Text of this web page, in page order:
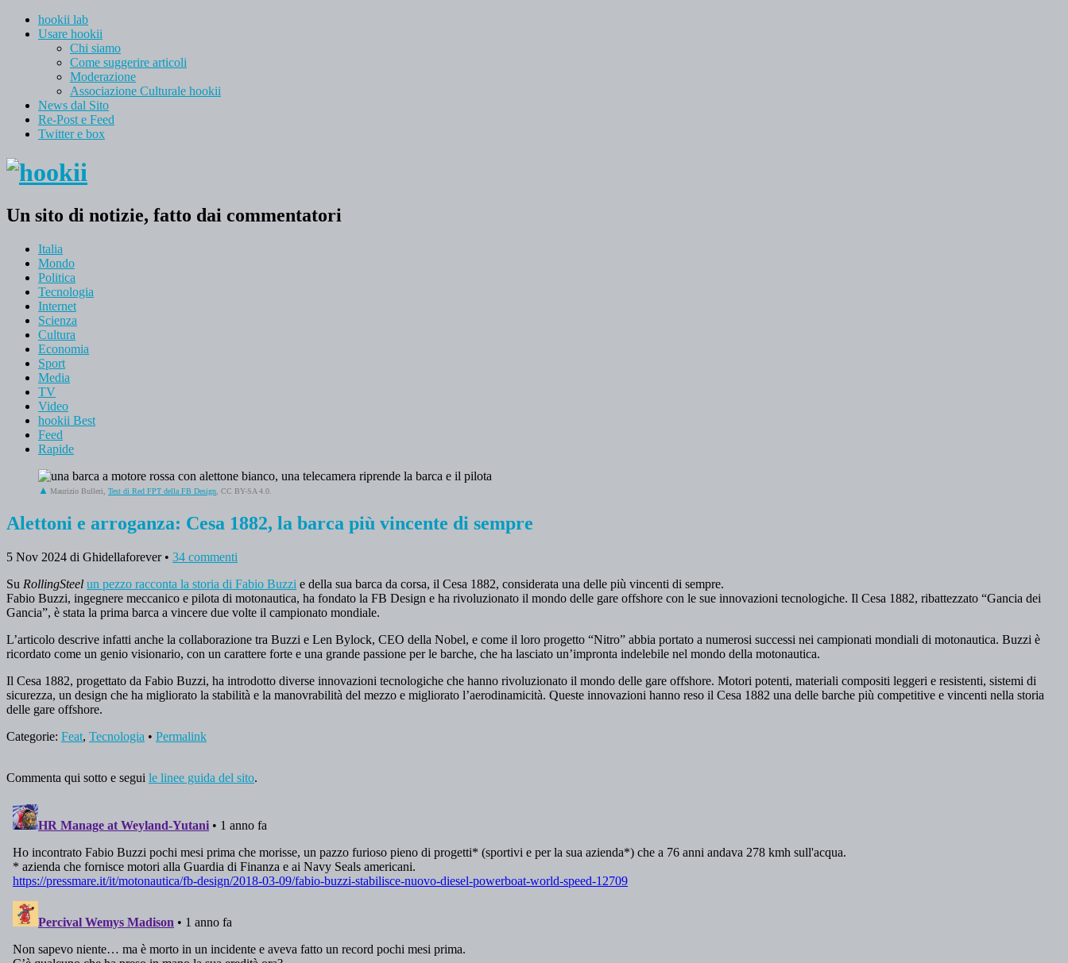
hookii lab
Usare hookii
Chi siamo
Come suggerire articoli
Moderazione
Associazione Culturale hookii
News dal Sito
Re-Post e Feed
Twitter e box
Un sito di notizie, fatto dai commentatori
Italia
Mondo
Politica
Tecnologia
Internet
Scienza
Cultura
Economia
Sport
Media
TV
Video
hookii Best
Feed
Rapide
Maurizio Bulleri, Test di Red FPT della FB Design , CC BY-SA 4.0.
Alettoni e arroganza: Cesa 1882, la barca più vincente di sempre
5 Nov 2024 di Ghidellaforever• 34 commenti
Su RollingSteel un pezzo racconta la storia di Fabio Buzzi e della sua barca da corsa, il Cesa 1882, considerata una delle più vincenti di sempre.
Fabio Buzzi, ingegnere meccanico e pilota di motonautica, ha fondato la FB Design e ha rivoluzionato il mondo delle gare offshore con le sue innovazioni tecnologiche. Il Cesa 1882, ribattezzato “Gancia dei
Gancia”, è stata la prima barca a vincere due volte il campionato mondiale.
L’articolo descrive infatti anche la collaborazione tra Buzzi e Len Bylock, CEO della Nobel, e come il loro progetto “Nitro” abbia portato a numerosi successi nei campionati mondiali di motonautica. Buzzi è
ricordato come un genio visionario, con un carattere forte e una grande passione per le barche, che ha lasciato un’impronta indelebile nel mondo della motonautica.
Il Cesa 1882, progettato da Fabio Buzzi, ha introdotto diverse innovazioni tecnologiche che hanno rivoluzionato il mondo delle gare offshore. Motori potenti, materiali compositi leggeri e resistenti, sistemi di
sicurezza, un design che ha migliorato la stabilità e la manovrabilità del mezzo e migliorato l’aerodinamicità. Queste innovazioni hanno reso il Cesa 1882 una delle barche più competitive e vincenti nella storia
delle gare offshore.
Categorie: Feat, Tecnologia • Permalink
Commenta qui sotto e segui le linee guida del sito.